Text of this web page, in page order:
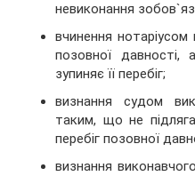
невиконання
вчинення нотаріусом
позовної
зупиняє її перебіг;
визнання судом
таким, що не
перебіг позовної
визнання